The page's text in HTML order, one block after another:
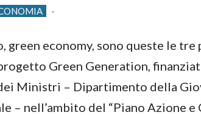
-
green economy, sono queste le tre
Green Generation,
Ministri – Dipartimento della
– nell’ambito del “Piano Azione e